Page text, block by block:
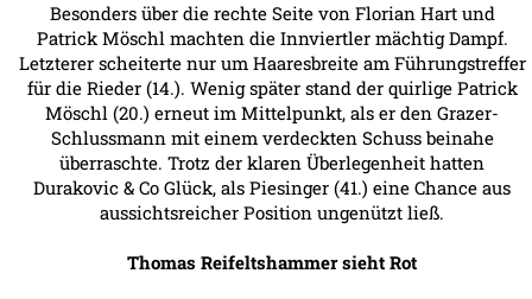
Besonders über die rechte Seite von Florian Hart und
Patrick Möschl machten die Innviertler mächtig Dampf.
Letzterer scheiterte nur um Haaresbreite am Führungstreffer
für die Rieder (14.). Wenig später stand der quirlige Patrick
Möschl (20.) erneut im Mittelpunkt, als er den Grazer-
Schlussmann mit einem verdeckten Schuss beinahe
überraschte. Trotz der klaren Überlegenheit hatten
Durakovic & Co Glück, als Piesinger (41.) eine Chance aus
aussichtsreicher Position ungenützt ließ.
Thomas Reifeltshammer sieht Rot